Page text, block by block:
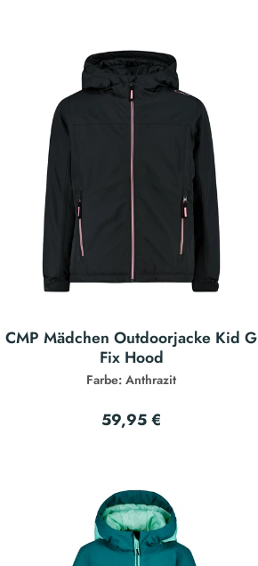
CMP Mädchen Outdoorjacke Kid G
Fix Hood
Farbe: Anthrazit
59,95 €